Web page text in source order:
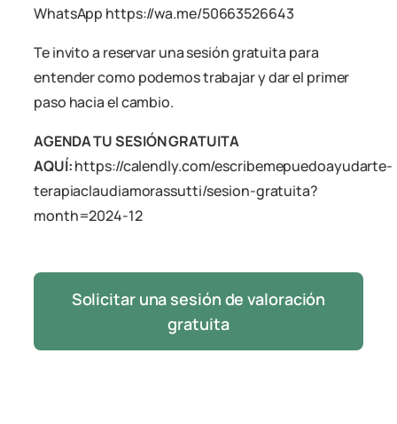
WhatsApp https://wa.me/50663526643
Te invito a reservar una sesión gratuita para
entender como podemos trabajar y dar el primer
paso hacia el cambio.
AGENDA TU SESIÓN GRATUITA
AQUÍ:https://calendly.com/escribemepuedoayudarte-
terapiaclaudiamorassutti/sesion-gratuita?
month=2024-12
Solicitar una sesión de valoración
gratuita